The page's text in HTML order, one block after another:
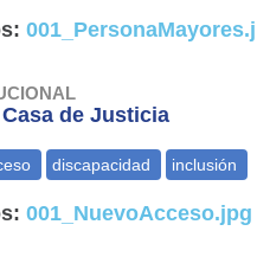
de Justicia
001_NuevoAcceso.jpg